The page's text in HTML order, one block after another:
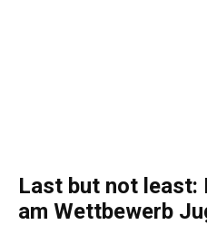
Last but not least:
am Wettbewerb